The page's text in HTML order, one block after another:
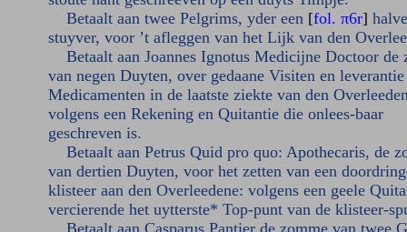
Betaalt aan twee Pelgrims, yder een [fol. π6r] halve
stuyver, voor ’t afleggen van het Lijk van den
Betaalt aan Joannes Ignotus Medicijne Doctoor de
van negen Duyten, over gedaane Visiten en
Medicamenten in de laatste ziekte van den
volgens een Rekening en Quitantie die onlees-baar
geschreven is.
Betaalt aan Petrus Quid pro quo: Apothecaris, de
van dertien Duyten, voor het zetten van een
klisteer aan den Overleedene: volgens een geele
vercierende het uytterste* Top-punt van de klisteer-
Betaalt aan Casparus Pantier de zomme van twee